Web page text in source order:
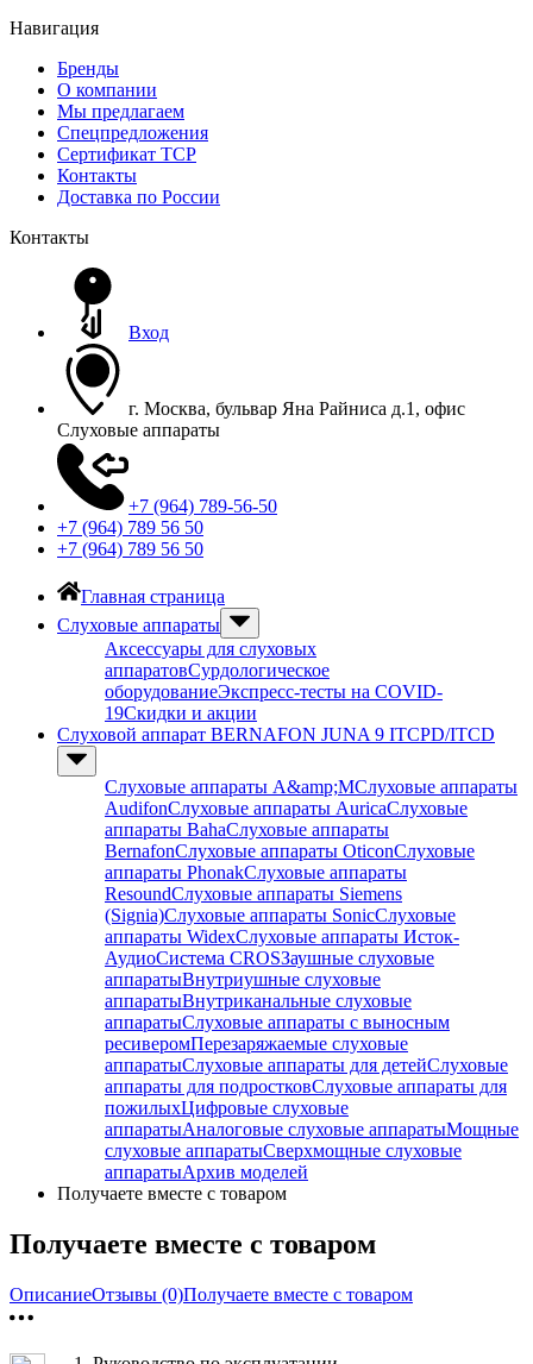
Навигация
Бренды
О компании
Мы предлагаем
Спецпредложения
Сертификат ТСР
Контакты
Доставка по России
Контакты
Вход
г. Москва, бульвар Яна Райниса д.1, офис
Слуховые аппараты
+7 (964) 789-56-50
+7 (964) 789 56 50
+7 (964) 789 56 50
Главная страница
Слуховые аппараты
Аксессуары для слуховых
аппаратовСурдологическое
оборудованиеЭкспресс-тесты на COVID-
19Скидки и акции
Слуховой аппарат BERNAFON JUNA 9 ITCPD/ITCD
Слуховые аппараты A&amp;MСлуховые аппараты
AudifonСлуховые аппараты AuricaСлуховые
аппараты BahaСлуховые аппараты
BernafonСлуховые аппараты OticonСлуховые
аппараты PhonakСлуховые аппараты
ResoundСлуховые аппараты Siemens
(Signia)Слуховые аппараты SonicСлуховые
аппараты WidexСлуховые аппараты Исток-
АудиоСистема CROSЗаушные слуховые
аппаратыВнутриушные слуховые
аппаратыВнутриканальные слуховые
аппаратыСлуховые аппараты с выносным
ресиверомПерезаряжаемые слуховые
аппаратыСлуховые аппараты для детейСлуховые
аппараты для подростковСлуховые аппараты для
пожилыхЦифровые слуховые
аппаратыАналоговые слуховые аппаратыМощные
слуховые аппаратыСверхмощные слуховые
аппаратыАрхив моделей
Получаете вместе с товаром
Получаете вместе с товаром
ОписаниеОтзывы (0)Получаете вместе с товаром